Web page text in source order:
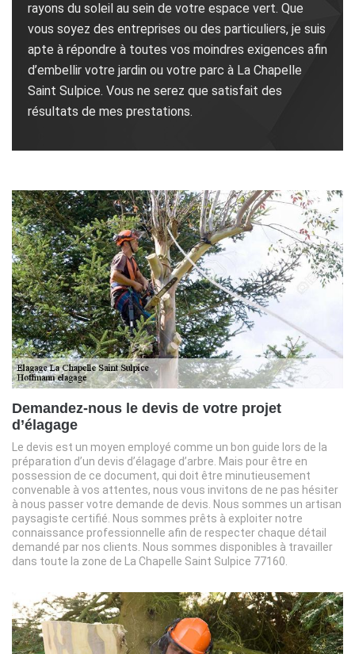
rayons du soleil au sein de votre espace vert. Que
vous soyez des entreprises ou des particuliers, je suis
apte à répondre à toutes vos moindres exigences afin
d’embellir votre jardin ou votre parc à La Chapelle
Saint Sulpice. Vous ne serez que satisfait des
résultats de mes prestations.
Demandez-nous le devis de votre projet
d’élagage
Le devis est un moyen employé comme un bon guide lors de la
préparation d’un devis d’élagage d’arbre. Mais pour être en
possession de ce document, qui doit être minutieusement
convenable à vos attentes, nous vous invitons de ne pas hésiter
à nous passer votre demande de devis. Nous sommes un artisan
paysagiste certifié. Nous sommes prêts à exploiter notre
connaissance professionnelle afin de respecter chaque détail
demandé par nos clients. Nous sommes disponibles à travailler
dans toute la zone de La Chapelle Saint Sulpice 77160.